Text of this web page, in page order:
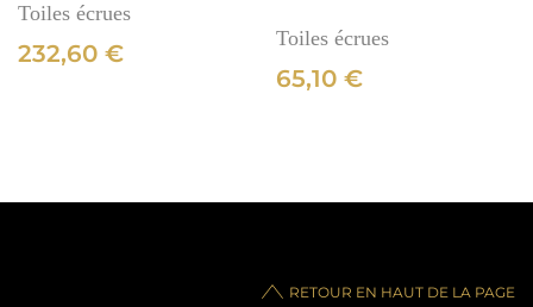
Toiles écrues
232,60 €
Toiles écrues
65,10€
RETOUR EN HAUT DE LA PAGE